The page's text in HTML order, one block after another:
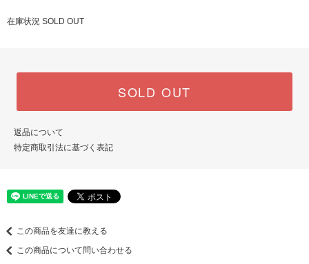
在庫状況 SOLD OUT
SOLD OUT
返品について
特定商取引法に基づく表記
この商品を友達に教える
この商品について問い合わせる